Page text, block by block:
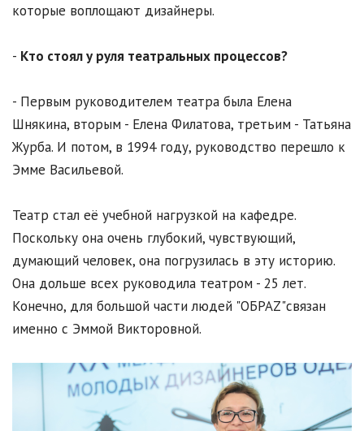
которые воплощают дизайнеры.
- Кто стоял у руля театральных процессов?
- Первым руководителем театра была Елена
Шнякина, вторым - Елена Филатова, третьим - Татьяна
Журба. И потом, в 1994 году, руководство перешло к
Эмме Васильевой.
Театр стал её учебной нагрузкой на кафедре.
Поскольку она очень глубокий, чувствующий,
думающий человек, она погрузилась в эту историю.
Она дольше всех руководила театром - 25 лет.
Конечно, для большой части людей "ОБРАZ"связан
именно с Эммой Викторовной.